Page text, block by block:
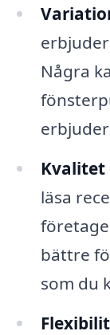
Några
Kvalitet
läsa
bättre
som du